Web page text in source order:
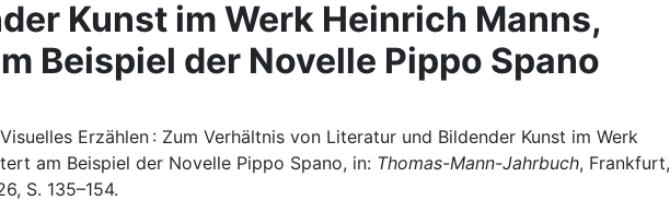
Kunst im Werk Heinrich Manns,
Beispiel der Novelle Pippo Spano
Erzählen : Zum Verhältnis von Literatur und Bildender Kunst im Werk
am Beispiel der Novelle Pippo Spano, in: Thomas-Mann-Jahrbuch, Frankfurt,
S. 135–154.